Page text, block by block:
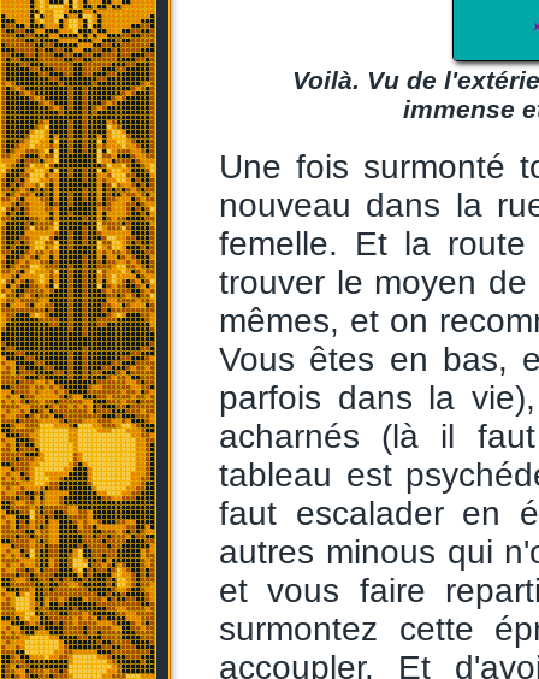
Voilà. Vu de
immense
Une fois surmonté
nouveau dans la
femelle. Et la
trouver le moyen
mêmes, et on
Vous êtes en bas,
parfois dans la
acharnés (là il
tableau est
faut escalader en
autres minous qui
et vous faire
surmontez cette
accoupler. Et